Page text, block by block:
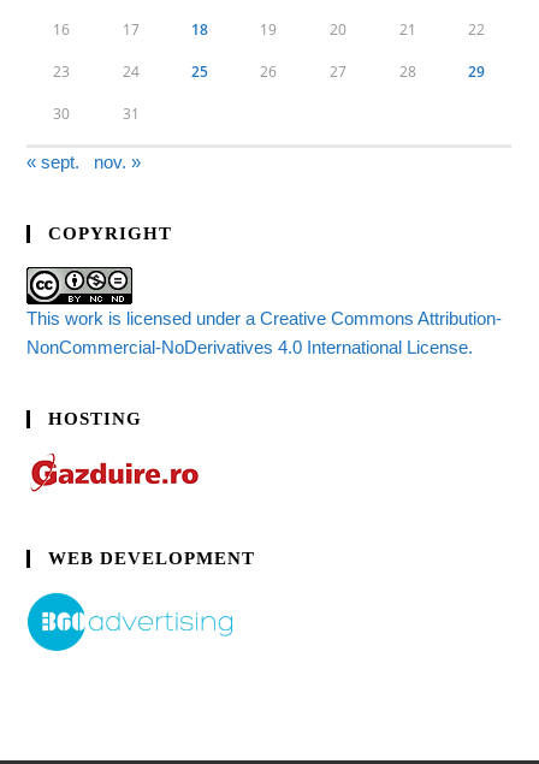
16 17 18 19 20 21 22
23 24 25 26 27 28 29
30 31
« sept. nov. »
COPYRIGHT
This work is licensed under a Creative Commons Attribution-
NonCommercial-NoDerivatives 4.0 International License.
HOSTING
WEB DEVELOPMENT